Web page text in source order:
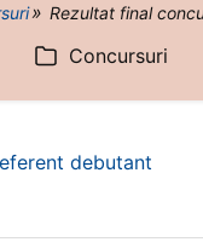
Rezultat final
Categorii
Concursuri
debutant